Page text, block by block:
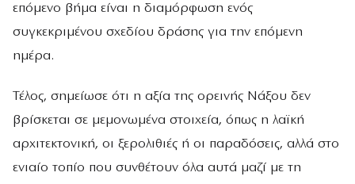
επόμενο βήμα είναι η διαμόρφωση ενός
συγκεκριμένου σχεδίου δράσης για την επόμενη
ημέρα.
Τέλος, σημείωσε ότι η αξία της ορεινής Νάξου δεν
βρίσκεται σε μεμονωμένα στοιχεία, όπως η λαϊκή
αρχιτεκτονική, οι ξερολιθιές ή οι παραδόσεις, αλλά στο
ενιαίο τοπίο που συνθέτουν όλα αυτά μαζί με τη